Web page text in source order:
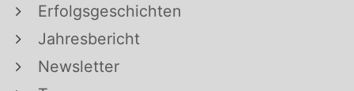
Erfolgsgeschichten
Jahresbericht
Newsletter